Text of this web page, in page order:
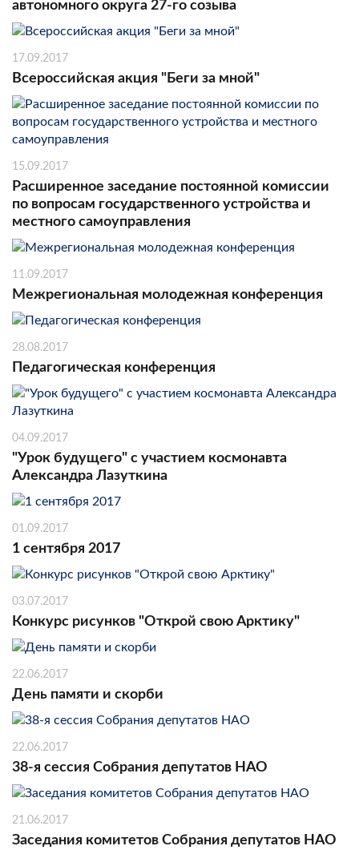
автономного округа 27-го созыва
17.09.2017
Всероссийская акция "Беги за мной"
15.09.2017
Расширенное заседание постоянной комиссии
по вопросам государственного устройства и
местного самоуправления
11.09.2017
Межрегиональная молодежная конференция
28.08.2017
Педагогическая конференция
04.09.2017
"Урок будущего" с участием космонавта
Александра Лазуткина
01.09.2017
1 сентября 2017
03.07.2017
Конкурс рисунков "Открой свою Арктику"
22.06.2017
День памяти и скорби
22.06.2017
38-я сессия Собрания депутатов НАО
21.06.2017
Заседания комитетов Собрания депутатов НАО